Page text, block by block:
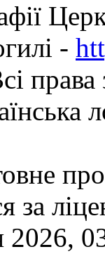
-
за
2026,